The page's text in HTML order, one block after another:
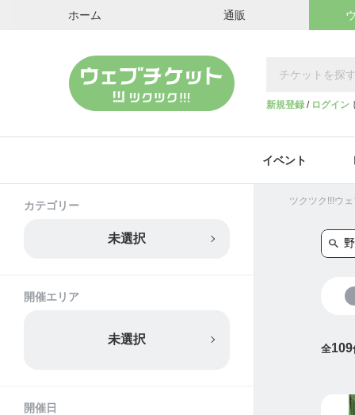
ホーム 通販
新規登録 / ログイン
イベント
ツクツク!!!ウ
全109
カテゴリー
未選択
開催エリア
未選択
開催日